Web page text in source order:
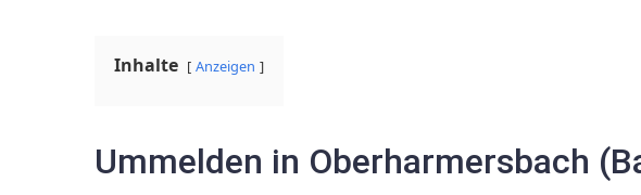
Inhalte Anzeigen
Ummelden in Oberharmersbach